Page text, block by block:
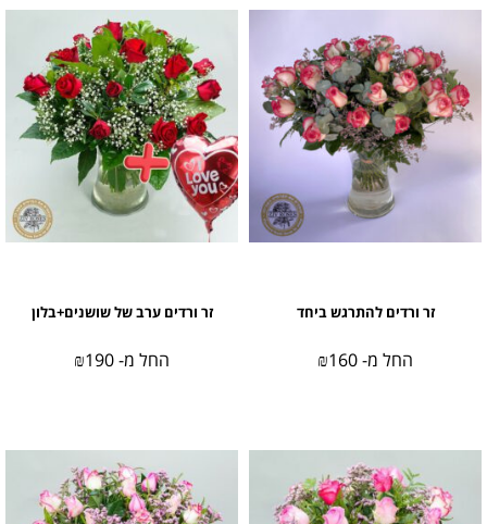
זר ורדים להתרגש ביחד
החל מ- ₪160
זר ורדים ערב של שושנים+בלון
החל מ- ₪190